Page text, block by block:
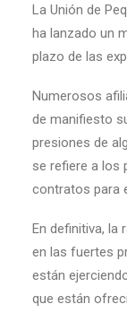
La Unión de
ha lanzado un
plazo de las
Numerosos
de manifiesto
presiones de
se refiere a los
contratos para
En definitiva, la
en las fuertes
están
que están